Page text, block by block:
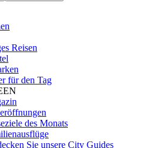
Reisen
für den Tag
des Monats
Sie unsere City Guides